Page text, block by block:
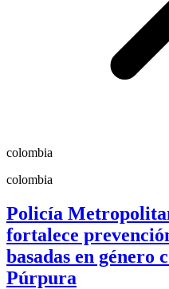
colombia
colombia
Policía
fortalece
basadas en género
Púrpura